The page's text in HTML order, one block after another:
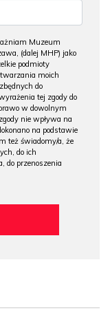
Muzeum
(dalej MHP) jako
podmioty
moich
do
tej zgody do
w dowolnym
nie wpływa na
na podstawie
też świadomy/a, że
do ich
do przenoszenia